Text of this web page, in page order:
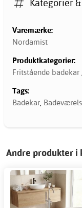
Kategorier
Varemærke:
Nordamist
Produktkategorier:
Fritstående badekar ,
Tags:
Badekar,
Andre produkter i